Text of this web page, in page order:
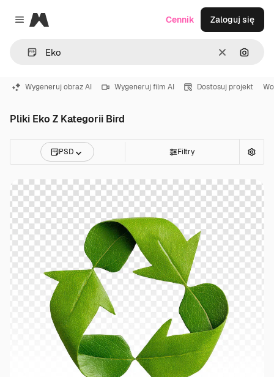
Close menu
Magnific
WyczyśćSzukaj
Cennik Zaloguj się
Wygeneruj obraz AI Wygeneruj film AI Dostosuj projekt
Pliki Eko Z Kategorii Bird
PSD Filtry